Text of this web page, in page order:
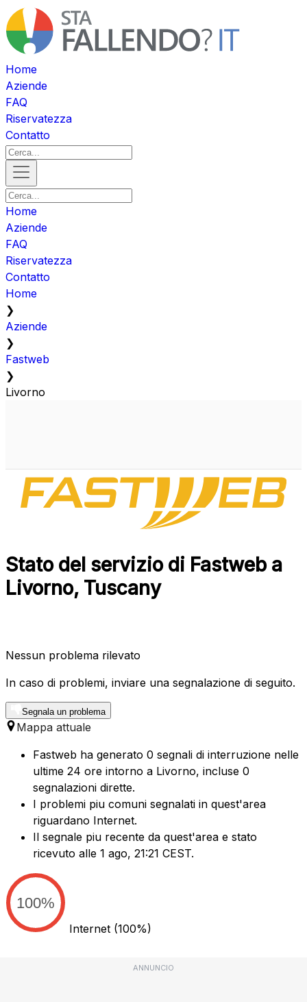
Home
Aziende
FAQ
Riservatezza
Contatto
Home
Aziende
FAQ
Riservatezza
Contatto
Home
❯
Aziende
❯
Fastweb
❯
Livorno
Stato del servizio di Fastweb a
Livorno, Tuscany
Nessun problema rilevato
In caso di problemi, inviare una segnalazione di seguito.
Segnala un problema
Mappa attuale
Fastweb ha generato 0 segnali di interruzione nelle
ultime 24 ore intorno a Livorno, incluse 0
segnalazioni dirette.
I problemi piu comuni segnalati in quest'area
riguardano Internet.
Il segnale piu recente da quest'area e stato
ricevuto alle 1 ago, 21:21 CEST.
100%
Internet (100%)
ANNUNCIO